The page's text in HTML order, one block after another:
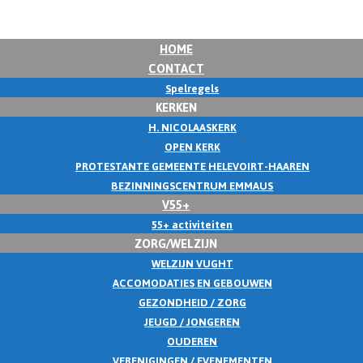
HOME
CONTACT
Spelregels
KERKEN
H. NICOLAASKERK
OPEN KERK
PROTESTANTE GEMEENTE HELEVOIRT-HAAREN
BEZINNINGSCENTRUM EMMAUS
V55+
55+ activiteiten
ZORG/WELZIJN
WELZIJN VUGHT
ACCOMODATIES EN GEBOUWEN
GEZONDHEID / ZORG
JEUGD / JONGEREN
OUDEREN